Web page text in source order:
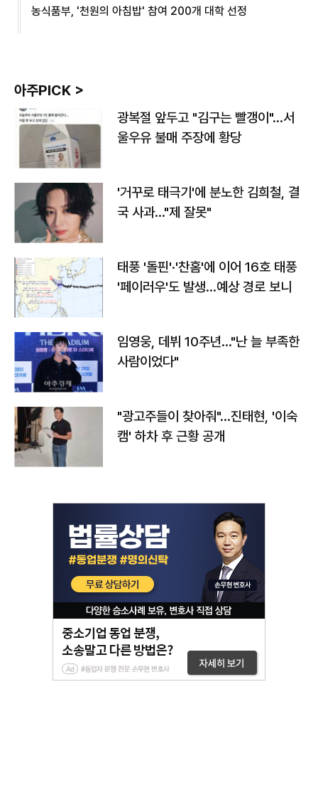
농식품부, '천원의 아침밥' 참여 200개 대학 선정
아주PICK >
광복절 앞두고 "김구는 빨갱이"…서
울우유 불매 주장에 황당
'거꾸로 태극기'에 분노한 김희철, 결
국 사과…"제 잘못"
태풍 '돌핀'·'찬홈'에 이어 16호 태풍
'페이러우'도 발생…예상 경로 보니
임영웅, 데뷔 10주년…"난 늘 부족한
사람이었다"
"광고주들이 찾아줘"…진태현, '이숙
캠' 하차 후 근황 공개